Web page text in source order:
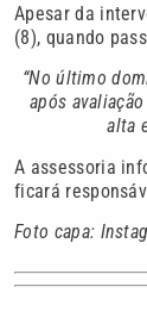
Apesar da
(8), quando
“No último
após
alta
A assessoria
ficará
Foto capa: